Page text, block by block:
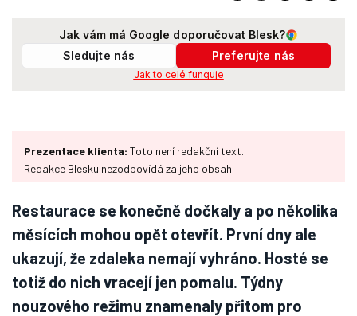
Jak vám má Google doporučovat Blesk?
Sledujte nás
Preferujte nás
Jak to celé funguje
Prezentace klienta: Toto není redakční text.
Redakce Blesku nezodpovídá za jeho obsah.
Restaurace se konečně dočkaly a po několika
měsících mohou opět otevřít. První dny ale
ukazují, že zdaleka nemají vyhráno. Hosté se
totiž do nich vracejí jen pomalu. Týdny
nouzového režimu znamenaly přitom pro